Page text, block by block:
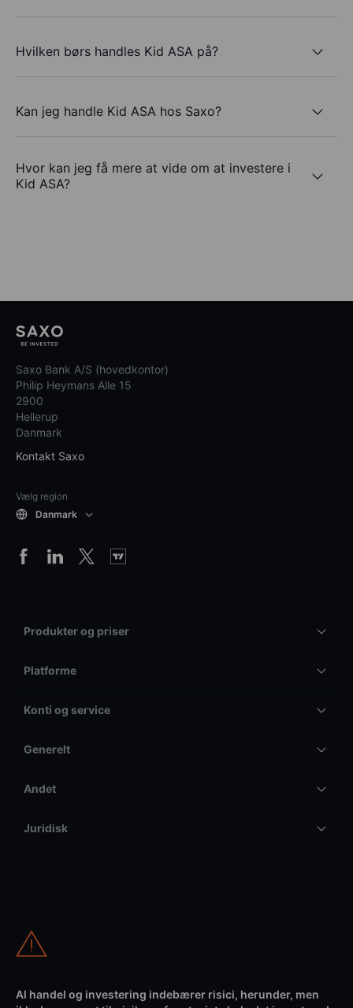
Hvilken børs handles Kid ASA på?
Kan jeg handle Kid ASA hos Saxo?
Hvor kan jeg få mere at vide om at investere i
Kid ASA?
Saxo Bank A/S (hovedkontor)
Philip Heymans Alle 15
2900
Hellerup
Danmark
Kontakt Saxo
Vælg region
Danmark
Produkter og priser
Platforme
Konti og service
Generelt
Andet
Juridisk
Al handel og investering indebærer risici, herunder, men